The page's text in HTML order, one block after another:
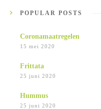
POPULAR POSTS
Coronamaatregelen
15 mei 2020
Frittata
25 juni 2020
Hummus
25 juni 2020